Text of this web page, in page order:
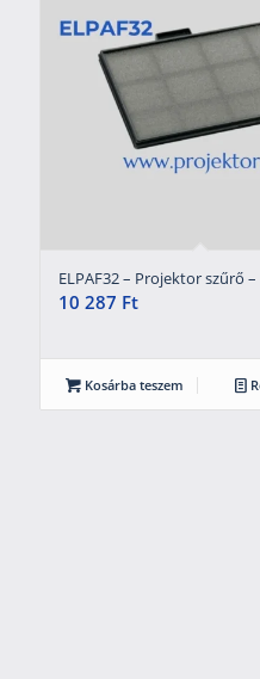
ELPAF32 – Projektor szűrő –
10 287 Ft
Kosárba teszem